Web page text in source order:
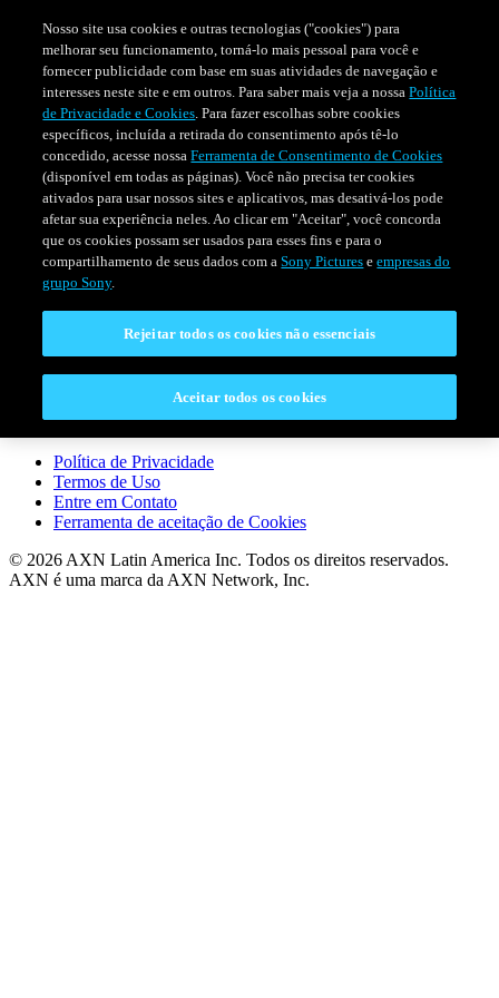
PROGRAMAÇÃO EVENTOS ESPECIAIS
CONECTAR
Entre em Contato
LEGAL
Política de Privacidade
Termos de Uso
Entre em Contato
Ferramenta de aceitação de Cookies
© 2026 AXN Latin America Inc. Todos os direitos reservados.
AXN é uma marca da AXN Network, Inc.
Nosso site usa cookies e outras tecnologias ("cookies") para
melhorar seu funcionamento, torná-lo mais pessoal para você e
fornecer publicidade com base em suas atividades de navegação e
interesses neste site e em outros. Para saber mais veja a nossaPolítica
de Privacidade e Cookies. Para fazer escolhas sobre cookies
específicos, incluída a retirada do consentimento após tê-lo
concedido, acesse nossaFerramenta de Consentimento de Cookies
(disponível em todas as páginas). Você não precisa ter cookies
ativados para usar nossos sites e aplicativos, mas desativá-los pode
afetar sua experiência neles. Ao clicar em "Aceitar", você concorda
que os cookies possam ser usados para esses fins e para o
compartilhamento de seus dados com aSony Pictures eempresas do
grupo Sony.
Rejeitar todos os cookies não essenciais
Aceitar todos os cookies